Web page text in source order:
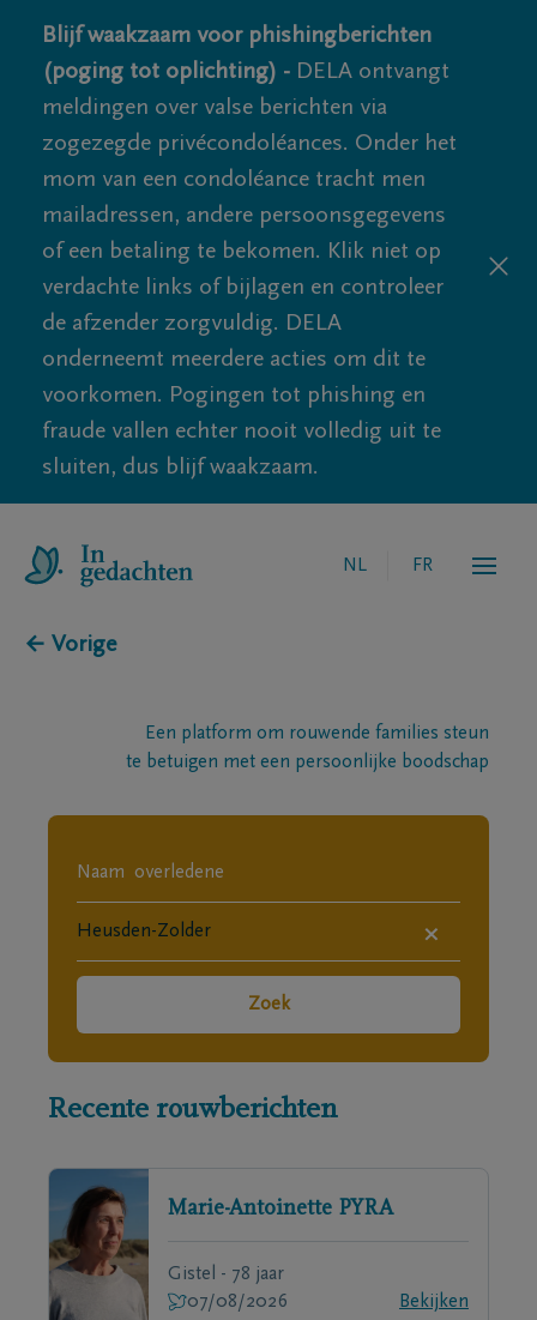
Blijf waakzaam voor phishingberichten
(poging tot oplichting) - DELA ontvangt
meldingen over valse berichten via
zogezegde privécondoléances. Onder het
mom van een condoléance tracht men
mailadressen, andere persoonsgegevens
of een betaling te bekomen. Klik niet op
verdachte links of bijlagen en controleer
de afzender zorgvuldig. DELA
onderneemt meerdere acties om dit te
voorkomen. Pogingen tot phishing en
fraude vallen echter nooit volledig uit te
sluiten, dus blijf waakzaam.
NL FR
← Vorige
Een platform om rouwende families steun
te betuigen met een persoonlijke boodschap
×
Zoek
Recente rouwberichten
Marie-Antoinette PYRA
Gistel - 78 jaar
07/08/2026
Bekijken